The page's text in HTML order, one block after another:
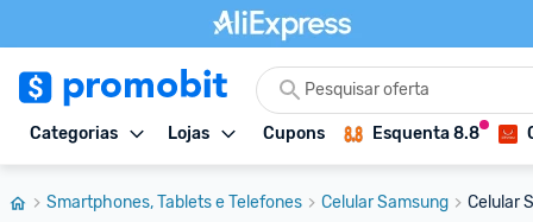
Categorias Lojas Cupons Esquenta 8.8
Smartphones, Tablets e Telefones Celular Samsung Celular